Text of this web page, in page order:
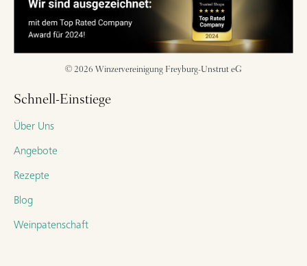
© 2026 Winzervereinigung Freyburg-Unstrut eG
Schnell-Einstiege
Über Uns
Angebote
Rezepte
Blog
Weinpatenschaft